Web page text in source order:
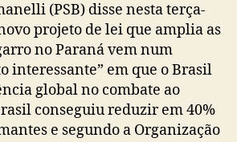
(PSB) disse nesta terça-
projeto de lei que amplia as
no Paraná vem num
interessante” em que o Brasil
global no combate ao
conseguiu reduzir em 40%
e segundo a Organização